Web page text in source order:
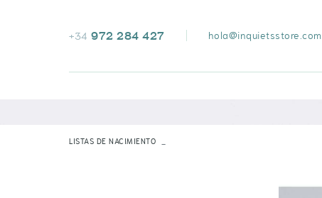
+34 972 284 427 hola@inquietsstore.com
LISTAS DE NACIMIENTO